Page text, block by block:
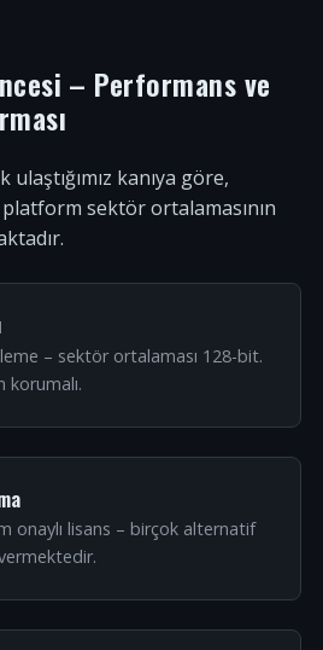
– Performans ve
kanıya göre,
sektör ortalamasının
– sektör ortalaması 128-bit.
korumalı.
onaylı lisans – birçok alternatif